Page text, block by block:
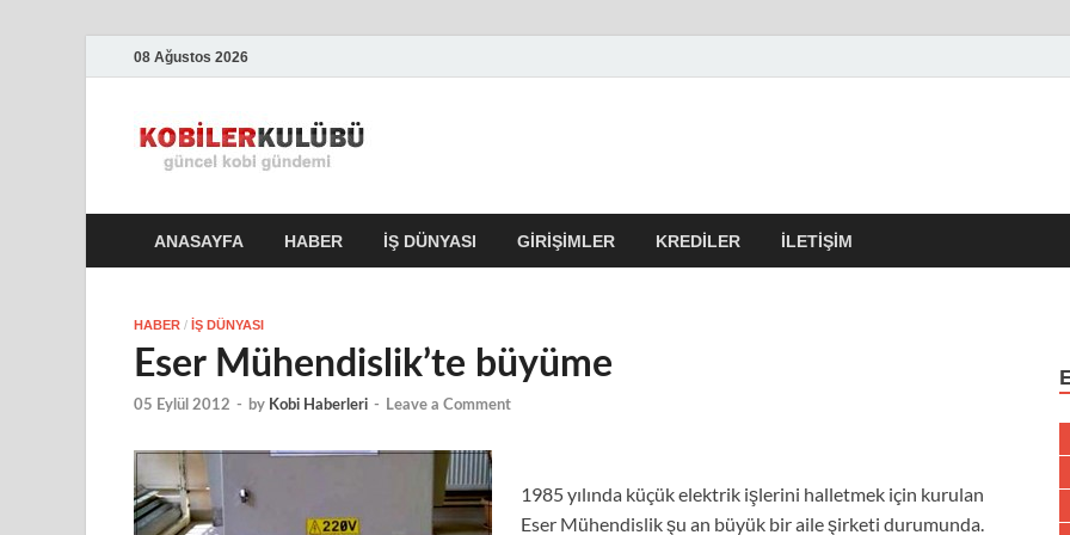
08 Ağustos 2026
ANASAYFA HABER İŞ DÜNYASI GIRIŞIMLER KREDILER İLETIŞIM
HABER / İŞ DÜNYASI
Eser Mühendislik’te büyüme
05 Eylül 2012 - by Kobi Haberleri - Leave a Comment
1985 yılında küçük elektrik işlerini halletmek için kurulan
Eser Mühendislik şu an büyük bir aile şirketi durumunda.